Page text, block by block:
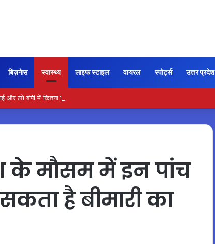
बिज़नेस स्वास्थ्य लाइफ स्टाइल वायरल स्पोर्ट्स उत्तर प्रदेश
लो बीपी में कितना नमक खाना सही, डॉक्टर ने बताया सुरक्षित मात्रा…
के मौसम में इन पांच
है बीमारी का